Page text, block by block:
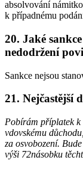
absolvování
k případnému
20. Jaké
nedodržení
Sankce nejsou
21. Nejčastější
Pobírám příplatek k
vdovskému
za osvobození.
výši 72násobku